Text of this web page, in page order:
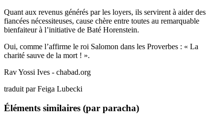
Quant aux revenus générés par les loyers, ils servirent à aider des
fiancées nécessiteuses, cause chère entre toutes au remarquable
bienfaiteur à l’initiative de Baté Horenstein.
Oui, comme l’affirme le roi Salomon dans les Proverbes : « La
charité sauve de la mort ! ».
Rav Yossi Ives - chabad.org
traduit par Feiga Lubecki
Éléments similaires (par paracha)